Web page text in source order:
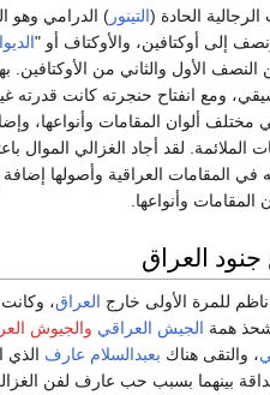
الحادة (التينور ) الدرامي وهو
إلى أوكتافين، والأوكتاف أو "
النصف الأول والثاني من
ومع انفتاح حنجرته كانت قدرته
مختلف ألوان المقامات وأنواعها،
الملائمة. لقد أجاد الغزالي الموال
المقامات العراقية وأصولها
وأنواعها.
العراق
للمرة الأولى خارج العراق، وكانت
همة الجيش العراقي والجيوش
، والتقى هناك بعبدالسلام عارف الذي
بينهما بسبب حب عارف لفن